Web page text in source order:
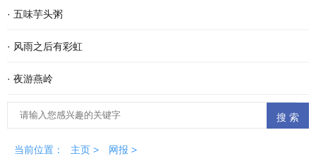
· 五味芋头粥
· 风雨之后有彩虹
· 夜游燕岭
当前位置： 主页 > 网报 >